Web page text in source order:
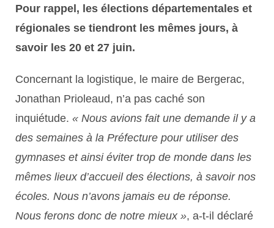
Pour rappel, les élections départementales et
régionales se tiendront les mêmes jours, à
savoir les 20 et 27 juin.
Concernant la logistique, le maire de Bergerac,
Jonathan Prioleaud, n’a pas caché son
inquiétude. « Nous avions fait une demande il y a
des semaines à la Préfecture pour utiliser des
gymnases et ainsi éviter trop de monde dans les
mêmes lieux d’accueil des élections, à savoir nos
écoles. Nous n’avons jamais eu de réponse.
Nous ferons donc de notre mieux », a-t-il déclaré